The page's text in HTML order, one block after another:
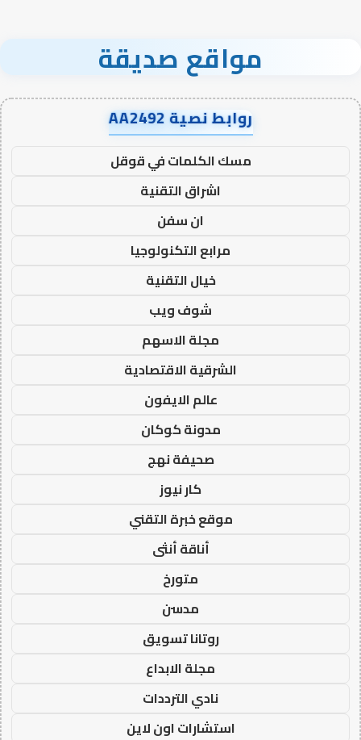
مواقع صديقة
روابط نصية AA2492
مسك الكلمات في قوقل
اشراق التقنية
ان سفن
مرابع التكنولوجيا
خيال التقنية
شوف ويب
مجلة الاسهم
الشرقية الاقتصادية
عالم الايفون
مدونة كوكان
صحيفة نهج
كار نيوز
موقع خبرة التقني
أناقة أنثى
متورخ
مدسن
روتانا تسويق
مجلة الابداع
نادي الترددات
استشارات اون لاين